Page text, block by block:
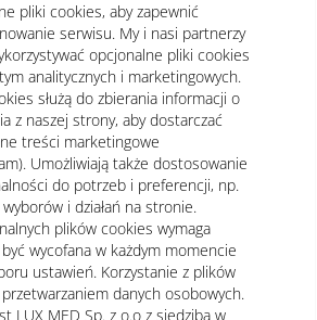
pliki cookies, aby zapewnić
serwisu. My i nasi partnerzy
opcjonalne pliki cookies
analitycznych i marketingowych.
służą do zbierania informacji o
z naszej strony, aby dostarczać
treści marketingowe
Umożliwiają także dostosowanie
do potrzeb i preferencji, np.
i działań na stronie.
plików cookies wymaga
wycofana w każdym momencie
ustawień. Korzystanie z plików
danych osobowych.
LUX MED Sp. z o.o z siedzibą w